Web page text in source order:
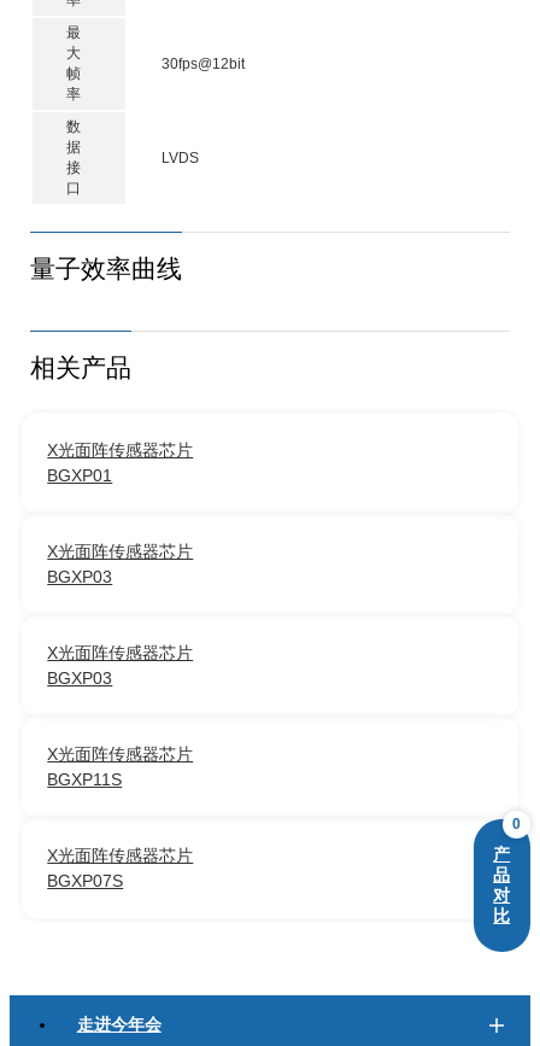
最
大
帧
率
30fps@12bit
数
据
接
口
LVDS
量子效率曲线
相关产品
X光面阵传感器芯片
BGXP01
X光面阵传感器芯片
BGXP03
X光面阵传感器芯片
BGXP03
X光面阵传感器芯片
BGXP11S
X光面阵传感器芯片
BGXP07S
走进今年会
0
产
品
对
比